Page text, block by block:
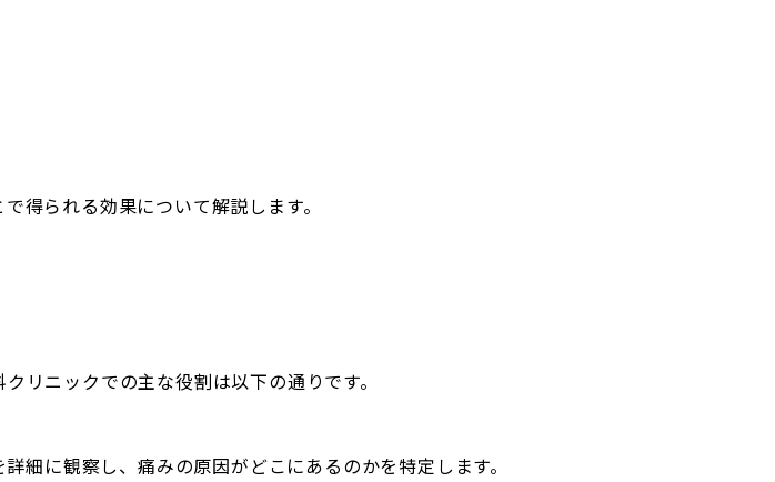
得られる効果について解説します。
リニックでの主な役割は以下の通りです。
細に観察し、痛みの原因がどこにあるのかを特定します。